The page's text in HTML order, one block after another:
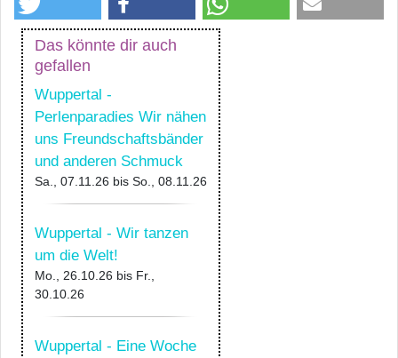
Das könnte dir auch
gefallen
Wuppertal -
Perlenparadies Wir nähen
uns Freundschaftsbänder
und anderen Schmuck
Sa., 07.11.26 bis So., 08.11.26
Wuppertal - Wir tanzen
um die Welt!
Mo., 26.10.26 bis Fr.,
30.10.26
Wuppertal - Eine Woche